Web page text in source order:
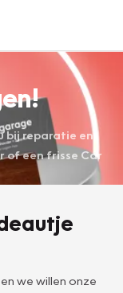
bij reparatie en
of een frisse Car
we willen onze